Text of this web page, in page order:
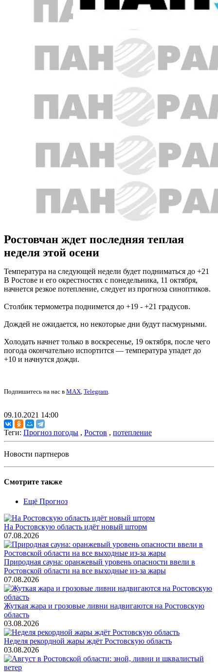
Ростовчан ждет последняя теплая
неделя этой осени
Температура на следующей недели будет подниматься до +21
В Ростове и его окрестностях с понедельника, 11 октября,
начнется резкое потепление, следует из прогноза синоптиков.
Столбик термометра поднимется до +19 - +21 градусов.
Дождей не ожидается, но некоторые дни будут пасмурными.
Холодать начнет только в воскресенье, 19 октября, после чего
погода окончательно испортится — температура упадет до
+10 и начнутся дожди.
Подпишитесь на нас в MAX, Telegram.
09.10.2021 14:00
Теги: Прогноз погоды , Ростов , потепление
Новости партнеров
Смотрите также
Ещё Прогноз
На Ростовскую область идёт новый шторм
07.08.2026
Природная сауна: оранжевый уровень опасности ввели в
Ростовской области на все выходные из-за жары
07.08.2026
Жуткая жара и грозовые ливни надвигаются на Ростовскую
область
03.08.2026
Неделя рекордной жары ждёт Ростовскую область
03.08.2026